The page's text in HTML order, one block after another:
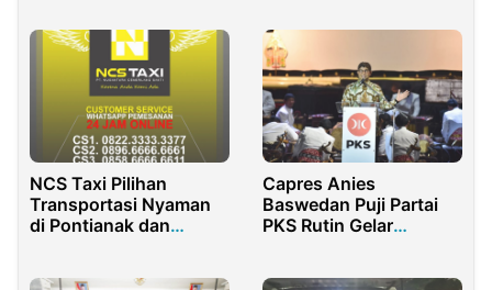
Pariwisata Lokal
NCS Taxi Pilihan
Transportasi Nyaman
di Pontianak dan
Capres Anies
Baswedan Puji Partai
PKS Rutin Gelar